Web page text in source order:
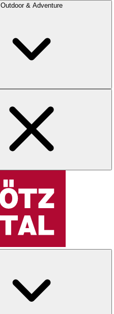
Outdoor & Adventure